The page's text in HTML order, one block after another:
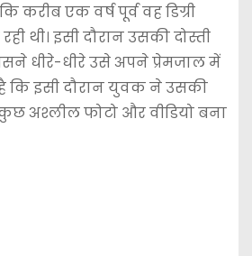
करीब एक वर्ष पूर्व वह डिग्री
थी। इसी दौरान उसकी दोस्ती
धीरे-धीरे उसे अपने प्रेमजाल में
कि इसी दौरान युवक ने उसकी
अश्लील फोटो और वीडियो बना